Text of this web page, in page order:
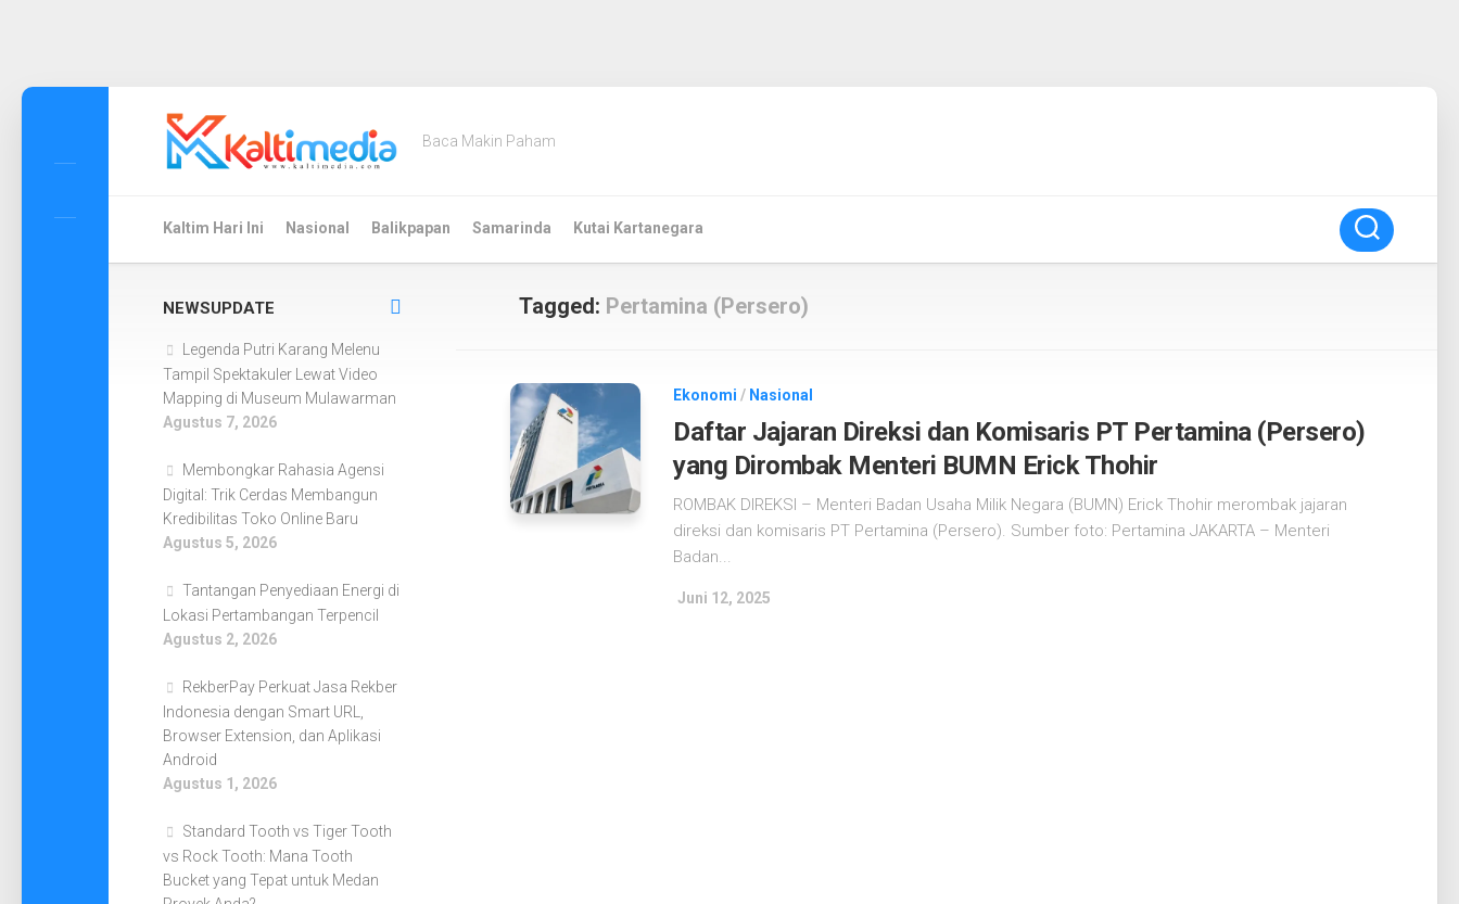
Skip
Baca Makin Paham
Kaltim Hari Ini Nasional Balikpapan Samarinda Kutai Kartanegara
Tagged: Pertamina (Persero)
Ekonomi / Nasional
Daftar Jajaran Direksi dan Komisaris PT Pertamina (Persero)
yang Dirombak Menteri BUMN Erick Thohir
ROMBAK DIREKSI – Menteri Badan Usaha Milik Negara (BUMN) Erick Thohir merombak jajaran
direksi dan komisaris PT Pertamina (Persero). Sumber foto: Pertamina JAKARTA – Menteri
Badan...
Juni 12, 2025
NEWSUPDATE
Legenda Putri Karang Melenu
Tampil Spektakuler Lewat Video
Mapping di Museum Mulawarman
Agustus 7, 2026
Membongkar Rahasia Agensi
Digital: Trik Cerdas Membangun
Kredibilitas Toko Online Baru
Agustus 5, 2026
Tantangan Penyediaan Energi di
Lokasi Pertambangan Terpencil
Agustus 2, 2026
RekberPay Perkuat Jasa Rekber
Indonesia dengan Smart URL,
Browser Extension, dan Aplikasi
Android
Agustus 1, 2026
Standard Tooth vs Tiger Tooth
vs Rock Tooth: Mana Tooth
Bucket yang Tepat untuk Medan